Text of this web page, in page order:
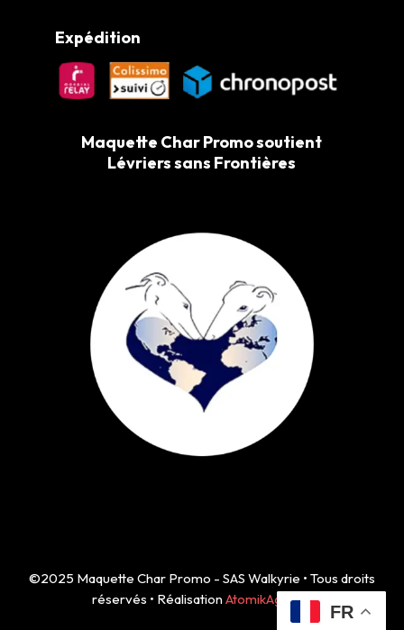
Expédition
Maquette Char Promo soutient
Lévriers sans Frontières
©2025 Maquette Char Promo - SAS Walkyrie • Tous droits
réservés • RéalisationAtomikAgency
FR